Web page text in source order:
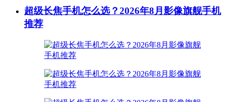
超级长焦手机怎么选？2026年8月影像旗舰手机
推荐